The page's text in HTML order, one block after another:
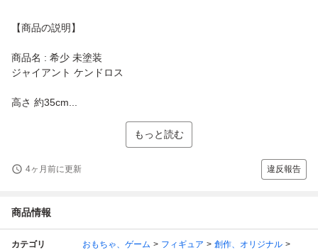
【商品の説明】
商品名 : 希少 未塗装
ジャイアント ケンドロス
高さ 約35cm...
もっと読む
4ヶ月前に更新 違反報告
商品情報
カテゴリ おもちゃ、ゲーム フィギュア
創作、オリジナル